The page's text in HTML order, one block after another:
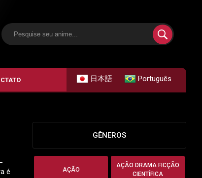
日本語 Português
é
GÊNEROS
AÇÃO
AÇÃO DRAMA FICÇÃO
CIENTÍFICA